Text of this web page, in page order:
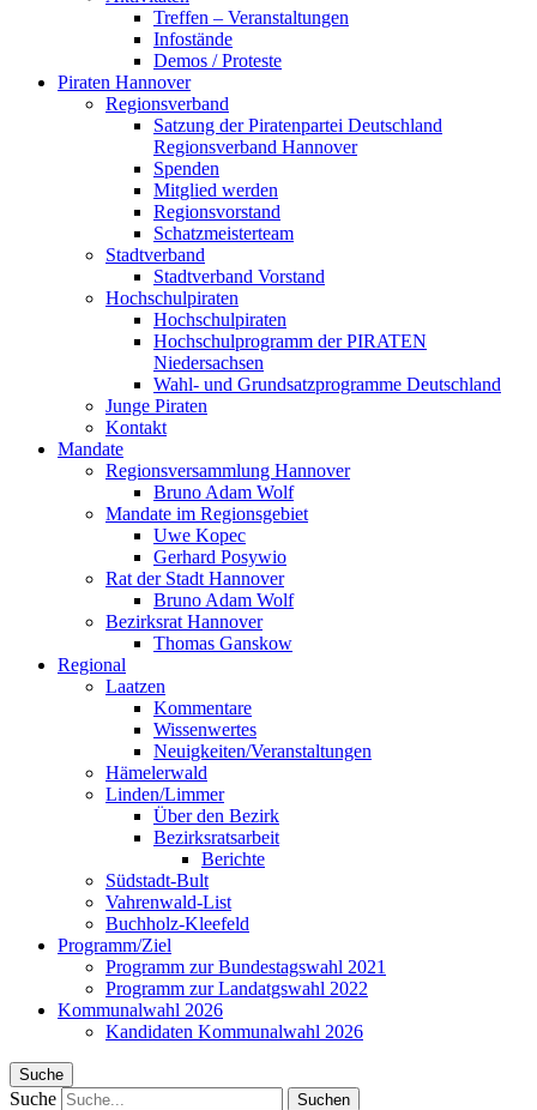
Treffen – Veranstaltungen
Infostände
Demos / Proteste
Piraten Hannover
Regionsverband
Satzung der Piratenpartei Deutschland
Regionsverband Hannover
Spenden
Mitglied werden
Regionsvorstand
Schatzmeisterteam
Stadtverband
Stadtverband Vorstand
Hochschulpiraten
Hochschulpiraten
Hochschulprogramm der PIRATEN
Niedersachsen
Wahl- und Grundsatzprogramme Deutschland
Junge Piraten
Kontakt
Mandate
Regionsversammlung Hannover
Bruno Adam Wolf
Mandate im Regionsgebiet
Uwe Kopec
Gerhard Posywio
Rat der Stadt Hannover
Bruno Adam Wolf
Bezirksrat Hannover
Thomas Ganskow
Regional
Laatzen
Kommentare
Wissenwertes
Neuigkeiten/Veranstaltungen
Hämelerwald
Linden/Limmer
Über den Bezirk
Bezirksratsarbeit
Berichte
Südstadt-Bult
Vahrenwald-List
Buchholz-Kleefeld
Programm/Ziel
Programm zur Bundestagswahl 2021
Programm zur Landatgswahl 2022
Kommunalwahl 2026
Kandidaten Kommunalwahl 2026
Suche
Suche